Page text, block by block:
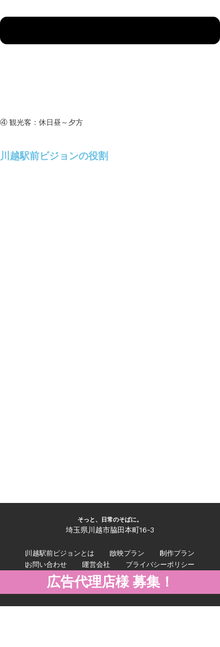
④ 観光客：休日昼～夕方
川越駅前ビジョンの役割
そっと、日常のそばに。
埼玉県川越市脇田本町16-3
川越駅前ビジョンとは 放映プラン
制作プラン
お問い合わせ
運営会社 プライバシーポリシー
広告代理店様 募集！